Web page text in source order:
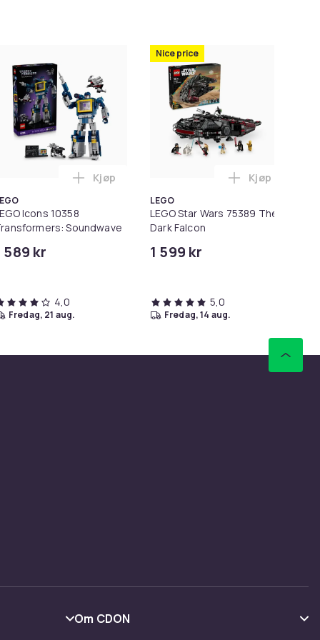
Going Merry i handlekurven
42172 McLaren P1™ i handlekurven
Icons 10358
Soundwave
589 kr
Legg LEGO Icons 10358 Transformers:
Kjøp
4,0
fredag, 21 aug.
Nice price
LEGO
LEGO Star Wars 75389 The
Dark Falcon
1 599 kr
Legg LEGO
Kjøp
5,0
fredag, 14 aug.
Om CDON